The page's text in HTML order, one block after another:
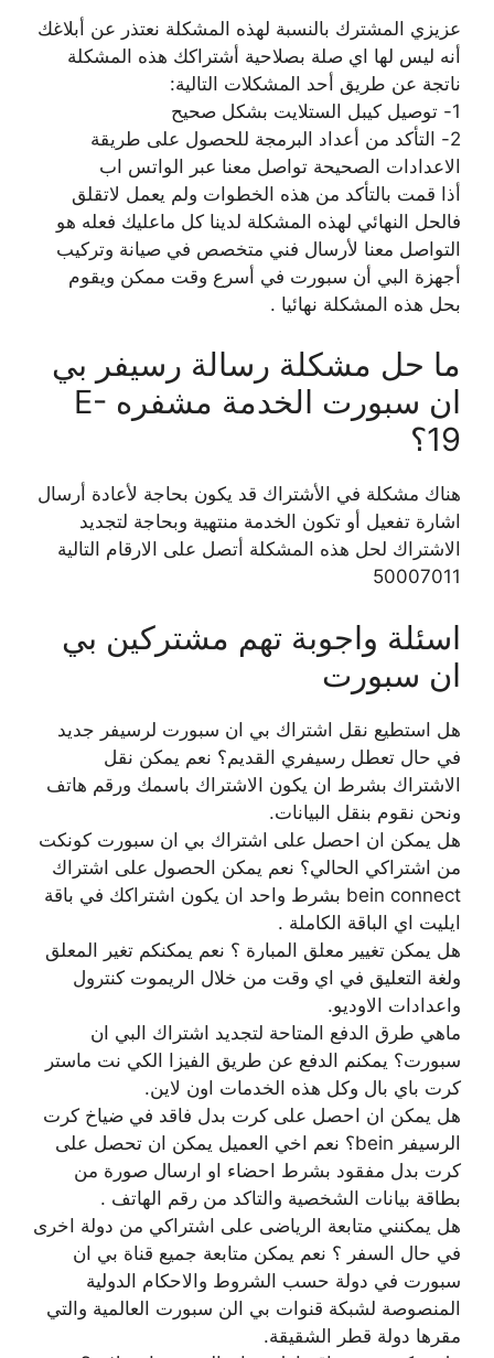
عزيزي المشترك بالنسبة لهذه المشكلة نعتذر عن أبلاغك
أنه ليس لها اي صلة بصلاحية أشتراكك هذه المشكلة
ناتجة عن طريق أحد المشكلات التالية:
1- توصيل كيبل الستلايت بشكل صحيح
2- التأكد من أعداد البرمجة للحصول على طريقة
الاعدادات الصحيحة تواصل معنا عبر الواتس اب
أذا قمت بالتأكد من هذه الخطوات ولم يعمل لاتقلق
فالحل النهائي لهذه المشكلة لدينا كل ماعليك فعله هو
التواصل معنا لأرسال فني متخصص في صيانة وتركيب
أجهزة البي أن سبورت في أسرع وقت ممكن ويقوم
بحل هذه المشكلة نهائيا .
ما حل مشكلة رسالة رسيفر بي
ان سبورت الخدمة مشفره E-
19؟
هناك مشكلة في الأشتراك قد يكون بحاجة لأعادة أرسال
اشارة تفعيل أو تكون الخدمة منتهية وبحاجة لتجديد
الاشتراك لحل هذه المشكلة أتصل على الارقام التالية
50007011
اسئلة واجوبة تهم مشتركين بي
ان سبورت
هل استطيع نقل اشتراك بي ان سبورت لرسيفر جديد
في حال تعطل رسيفري القديم؟ نعم يمكن نقل
الاشتراك بشرط ان يكون الاشتراك باسمك ورقم هاتف
ونحن نقوم بنقل البيانات.
هل يمكن ان احصل على اشتراك بي ان سبورت كونكت
من اشتراكي الحالي؟ نعم يمكن الحصول على اشتراك
bein connect بشرط واحد ان يكون اشتراكك في باقة
ايليت اي الباقة الكاملة .
هل يمكن تغيير معلق المبارة ؟ نعم يمكنكم تغير المعلق
ولغة التعليق في اي وقت من خلال الريموت كنترول
واعدادات الاوديو.
ماهي طرق الدفع المتاحة لتجديد اشتراك البي ان
سبورت؟ يمكنم الدفع عن طريق الفيزا الكي نت ماستر
كرت باي بال وكل هذه الخدمات اون لاين.
هل يمكن ان احصل على كرت بدل فاقد في ضياخ كرت
الرسيفر bein؟ نعم اخي العميل يمكن ان تحصل على
كرت بدل مفقود بشرط احضاء او ارسال صورة من
بطاقة بيانات الشخصية والتاكد من رقم الهاتف .
هل يمكنني متابعة الرياضى على اشتراكي من دولة اخرى
في حال السفر ؟ نعم يمكن متابعة جميع قناة بي ان
سبورت في دولة حسب الشروط والاحكام الدولية
المنصوصة لشبكة قنوات بي الن سبورت العالمية والتي
مقرها دولة قطر الشقيقة.